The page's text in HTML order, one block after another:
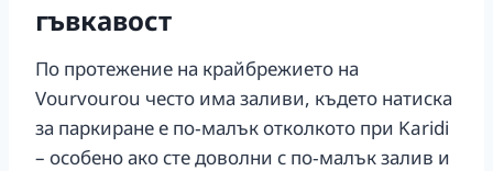
гъвкавост
По протежение на крайбрежието на
Vourvourou често има заливи, където натиска
за паркиране е по‑малък отколкото при Karidi
– особено ако сте доволни с по‑малък залив и